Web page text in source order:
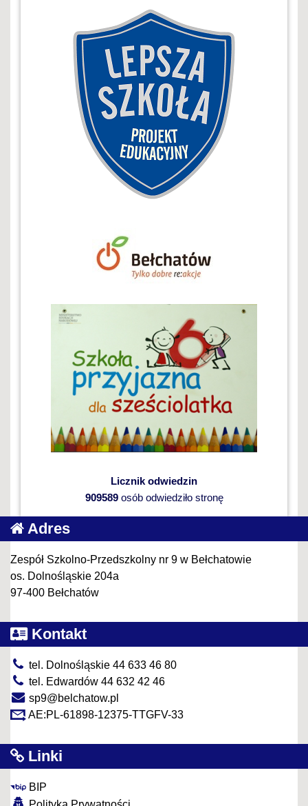
Licznik odwiedzin
909589osób odwiedziło stronę
Adres
Zespół Szkolno-Przedszkolny nr 9 w Bełchatowie
os. Dolnośląskie 204a
97-400 Bełchatów
Kontakt
tel. Dolnośląskie 44 633 46 80
tel. Edwardów 44 632 42 46
sp9@belchatow.pl
AE:PL-61898-12375-TTGFV-33
Linki
BIP